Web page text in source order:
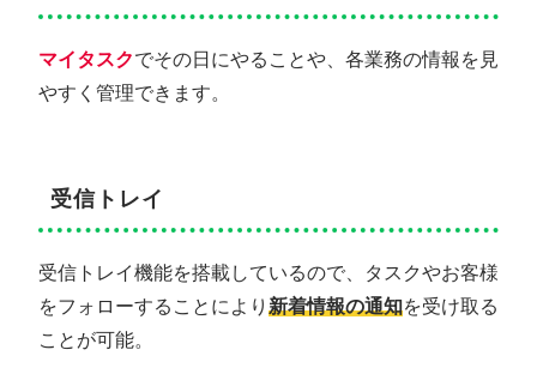
マイタスクでその日にやることや、各業務の情報を見
やすく管理できます。
受信トレイ
受信トレイ機能を搭載しているので、タスクやお客様
をフォローすることにより 新着情報の通知を受け取る
ことが可能。